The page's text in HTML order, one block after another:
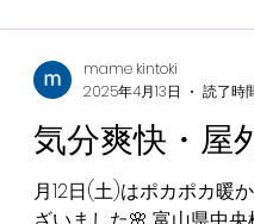
気分爽快・屋
月12日(土)はポカポカ暖
mame kintoki
2025年4月13日
読了時